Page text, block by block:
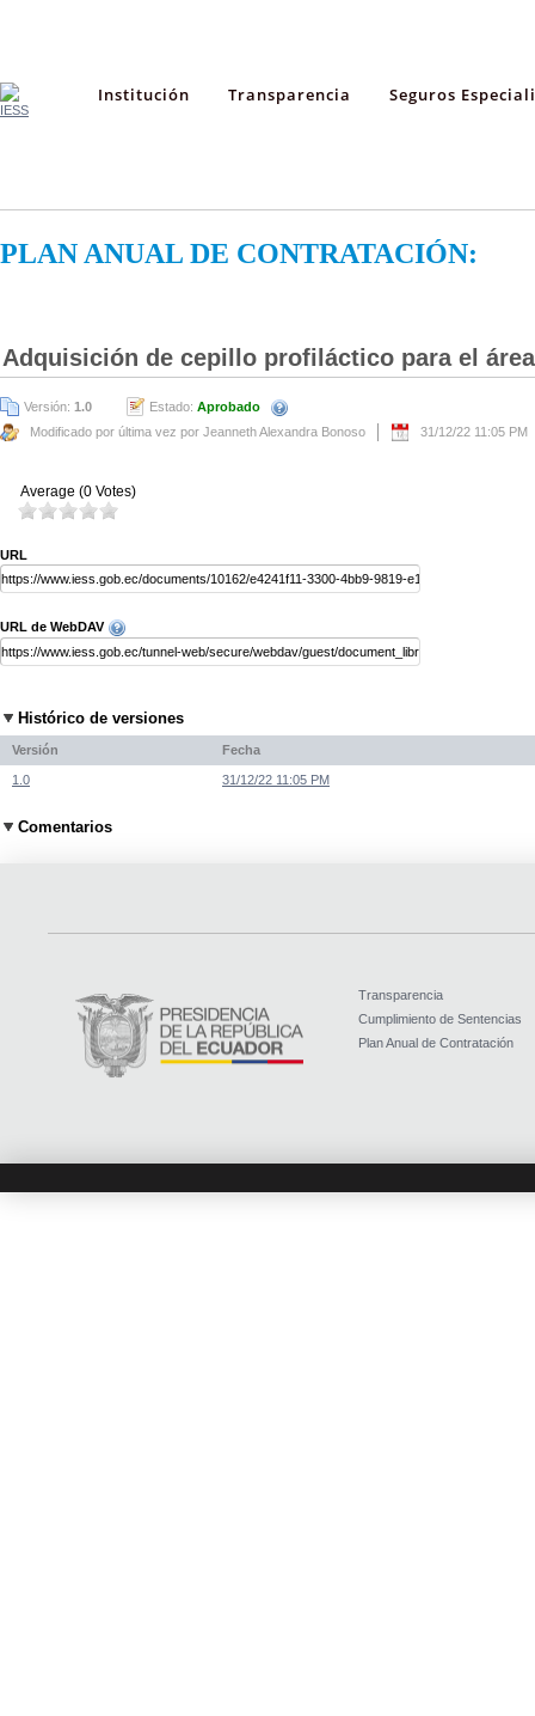
Institución Transparencia Seguros
PLAN ANUAL DE CONTRATACIÓN:
Adquisición de cepillo profiláctico para el
Versión: 1.0 Estado: Aprobado
Modificado por última vez por Jeanneth Alexandra Bonoso
31/12/22 11:05 PM
Average (0 Votes)
URL
URL de WebDAV
Histórico de versiones
Versión Fecha
1.0 31/12/22 11:05 PM
Comentarios
Transparencia
Cumplimiento de Sentencias
Plan Anual de Contratación